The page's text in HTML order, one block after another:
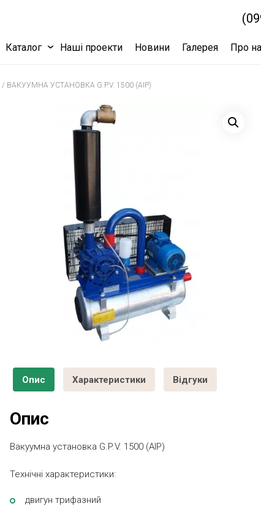
Каталог Наші проекти Новини Галерея Про
/ ВАКУУМНА УСТАНОВКА G.P.V. 1500 (AIP)
Опис Характеристики Відгуки
Опис
Вакуумна установка G.P.V. 1500 (AIP)
Технічні характеристики:
двигун трифазний